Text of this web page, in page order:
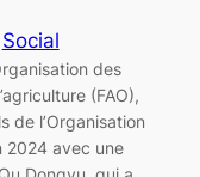
Social
des
(FAO),
de l’Organisation
2024 avec une